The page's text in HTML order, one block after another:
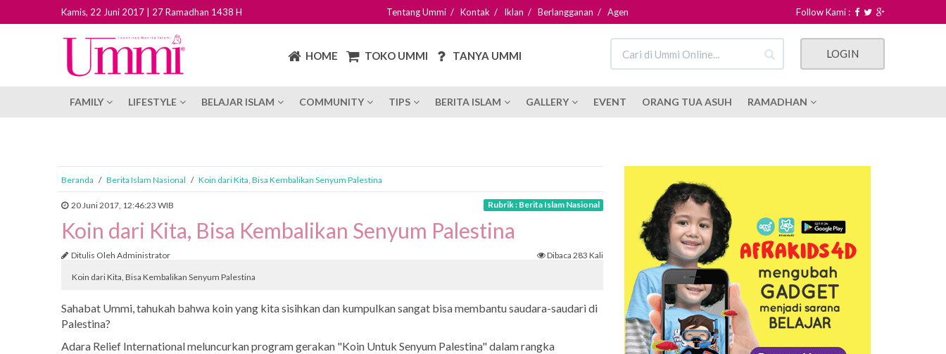
Kamis, 22 Juni 2017 | 27 Ramadhan 1438 H Tentang Ummi/ Kontak / Iklan / Berlangganan / Agen Follow Kami :
HOME TOKO UMMI TANYA UMMI LOGIN
FAMILY LIFESTYLE BELAJAR ISLAM COMMUNITY TIPS BERITA ISLAM GALLERY EVENT ORANG TUA ASUH RAMADHAN
Beranda / Berita Islam Nasional / Koin dari Kita, Bisa Kembalikan Senyum Palestina
20 Juni 2017, 12:46:23 WIB Rubrik : Berita Islam Nasional
Koin dari Kita, Bisa Kembalikan Senyum Palestina
Ditulis Oleh Administrator Dibaca 283 Kali
Koin dari Kita, Bisa Kembalikan Senyum Palestina
Sahabat Ummi, tahukah bahwa koin yang kita sisihkan dan kumpulkan sangat bisa membantu saudara-saudari di
Palestina?
Adara Relief International meluncurkan program gerakan "Koin Untuk Senyum Palestina" dalam rangka